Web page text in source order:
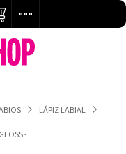
LÁPIZ LABIAL
- 002 ICE